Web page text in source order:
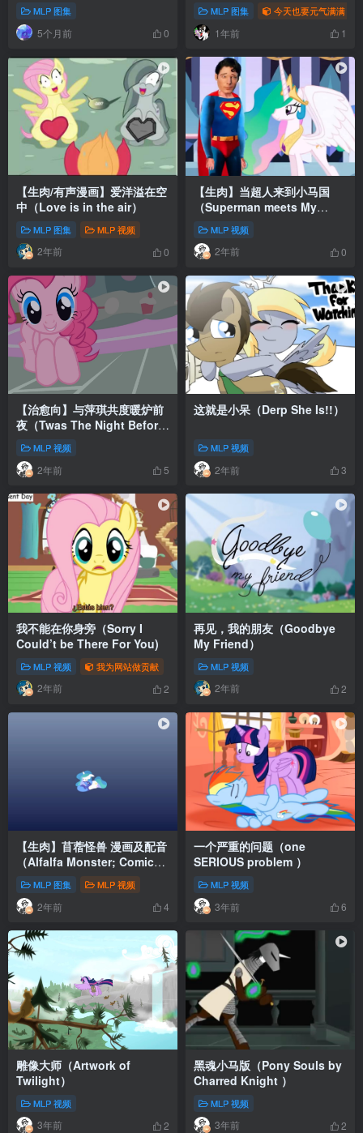
MLP 图集
5个月前 0
MLP 图集 今天也要元气满满
1年前 1
【生肉/有声漫画】爱洋溢在空
中（Love is in the air）
MLP 图集 MLP 视频
2年前 0
【生肉】当超人来到小马国
（Superman meets My
Little Pony）
MLP 视频
2年前 0
【治愈向】与萍琪共度暖炉前
夜（Twas The Night Before
Pinkie）
MLP 视频
2年前 5
这就是小呆（Derp She Is!!）
MLP 视频
2年前 3
我不能在你身旁（Sorry I
Could’t be There For You)
MLP 视频 我为网站做贡献
2年前 2
再见，我的朋友（Goodbye
My Friend）
MLP 视频
2年前 2
【生肉】苜蓿怪兽 漫画及配音
（Alfalfa Monster; Comic
Dub）MLP 图集 MLP 视频
2年前 4
一个严重的问题（one
SERIOUS problem ）
MLP 视频
3年前 6
雕像大师（Artwork of
Twilight）
MLP 视频
3年前 2
黑魂小马版（Pony Souls by
Charred Knight ）
MLP 视频
3年前 2